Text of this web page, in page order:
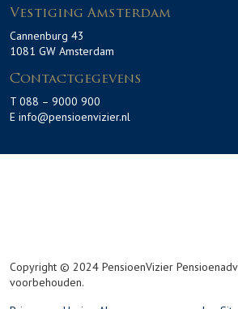
Vestiging Amsterdam
Cannenburg 43
1081 GW Amsterdam
Contactgegevens
T 088 – 9000 900
E info@pensioenvizier.nl
Copyright © 2024 PensioenVizier
voorbehouden.